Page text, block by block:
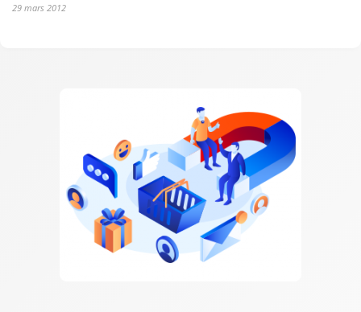
29 mars 2012